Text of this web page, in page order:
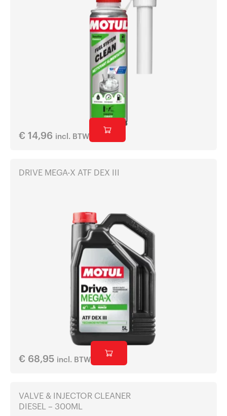
€ 14,96 incl. BTW
DRIVE MEGA-X ATF DEX III
€ 68,95 incl. BTW
VALVE & INJECTOR CLEANER
DIESEL – 300ML